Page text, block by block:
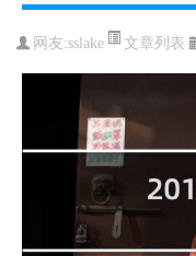
网友:sslake 文章列表